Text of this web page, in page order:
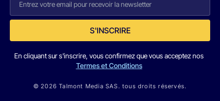
S'INSCRIRE
En cliquant sur s'inscrire, vous confirmez que vous acceptez nos
Termes et Conditions
© 2026 Talmont Media SAS. tous droits réservés.